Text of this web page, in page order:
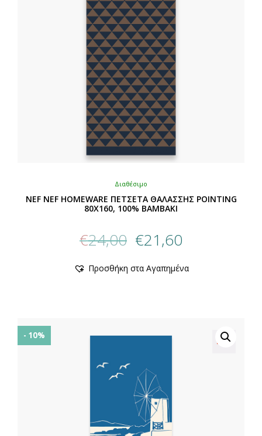
Διαθέσιμο
NEF NEF HOMEWARE ΠΕΤΣΕΤΑ ΘΑΛΑΣΣΗΣ POINTING
80X160, 100% BAMBAKI
€24,00
price
€24,00.
€21,60
είναι:
το
Οι
επιλεγούν
στη
σελίδα
του
προϊόντος
Προσθήκη στα Αγαπημένα
- 10%